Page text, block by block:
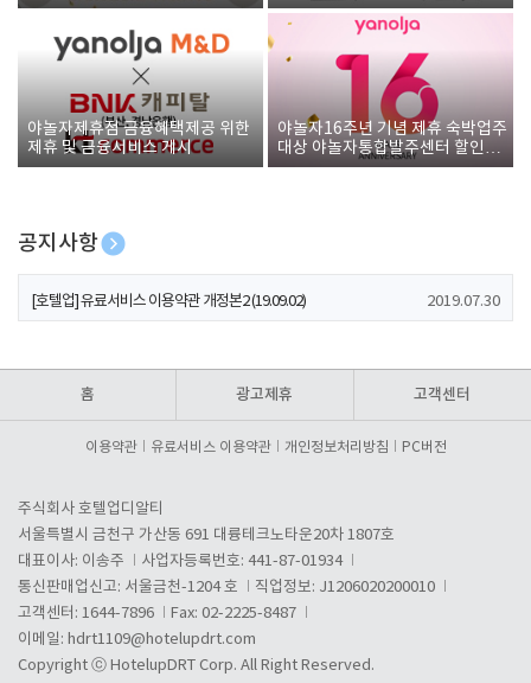
야놀자제휴점 금융혜택제공 위한
제휴 및 금융서비스 게시
야놀자16주년 기념 제휴 숙박업주
대상 야놀자통합발주센터 할인쿠
폰 증정
공지사항
[호텔업] 개인정보 처리방침 개정본1 (19.09.02)
[호텔업] 유료서비스 이용약관 개정본2 (19.09.02) 2019.07.30
홈 광고제휴 고객센터
이용약관 유료서비스 이용약관 개인정보처리방침 PC버전
주식회사 호텔업디알티
서울특별시 금천구 가산동 691 대륭테크노타운20차 1807호
대표이사: 이송주
사업자등록번호: 441-87-01934
통신판매업신고: 서울금천-1204 호
직업정보: J1206020200010
고객센터: 1644-7896
Fax: 02-2225-8487
이메일: hdrt1109@hotelupdrt.com
Copyright ⓒ HotelupDRT Corp. All Right Reserved.